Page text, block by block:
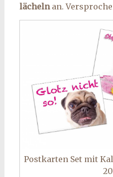
lächelnan.
Postkarten Set mit